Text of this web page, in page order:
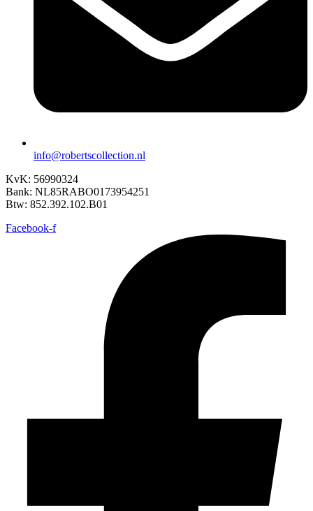
info@robertscollection.nl
KvK: 56990324
Bank: NL85RABO0173954251
Btw: 852.392.102.B01
Facebook-f